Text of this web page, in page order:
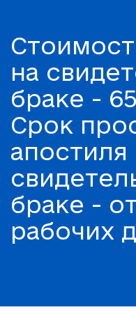
на
браке -
Срок
апостиля
браке -
рабочих